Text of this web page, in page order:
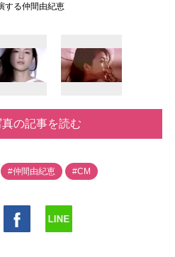
する仲間由紀恵
真の記事を読む
#仲間由紀恵 #CM